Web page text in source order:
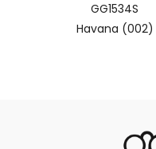
GG1534S
Havana (002)